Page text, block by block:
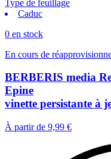
Type de feuillage
Caduc
0 en stock
En cours de
BERBERIS media
Epine
vinette persistante à
À partir de 9,99 €